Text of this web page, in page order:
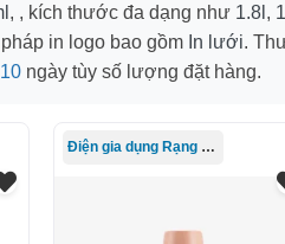
, , kích thước đa dạng như 1.8l ,
in logo bao gồm In lưới.
10 ngày tùy số lượng đặt hàng.
Điện gia dụng Rạng Đông